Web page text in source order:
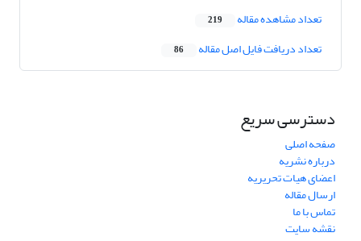
تعداد مشاهده مقاله 219
تعداد دریافت فایل اصل مقاله 86
دسترسی سریع
صفحه اصلی
درباره نشریه
اعضای هیات تحریریه
ارسال مقاله
تماس با ما
نقشه سایت